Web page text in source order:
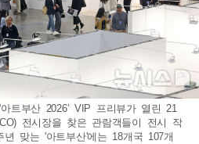
트부산 2026’ VIP 프리뷰가 열린 21
전시장을 찾은 관람객들이 전시 작
맞는 '아트부산'에는 18개국 107개